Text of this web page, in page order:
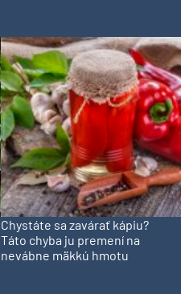
Chystáte sa zavárať kápiu?
Táto chyba ju premení na
nevábne mäkkú hmotu